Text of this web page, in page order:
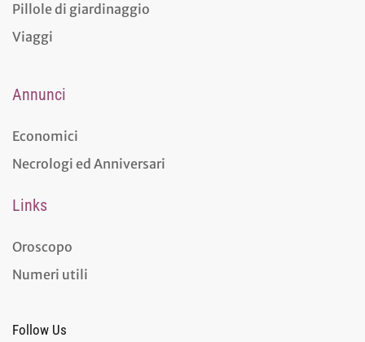
Pillole di giardinaggio
Viaggi
Annunci
Economici
Necrologi ed Anniversari
Links
Oroscopo
Numeri utili
Follow Us